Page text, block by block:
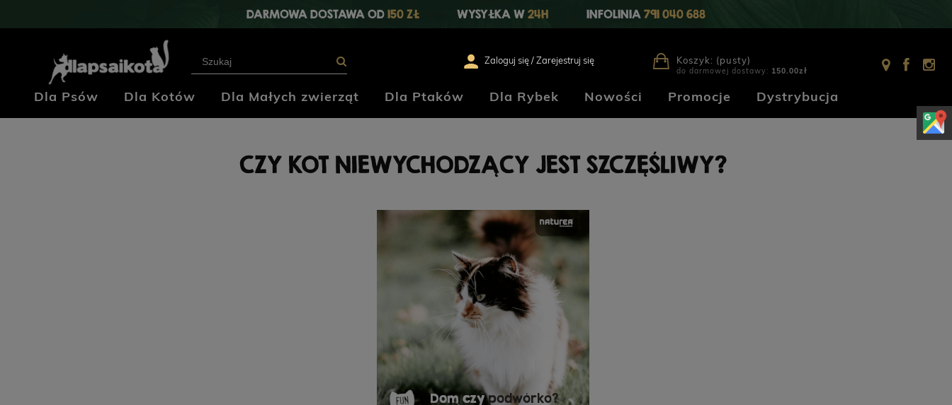
DARMOWA DOSTAWA OD 150 ZŁ WYSYŁKA W 24H INFOLINIA 791 040 688
Zaloguj się / Zarejestruj się Koszyk: (pusty)
do darmowej dostawy: 150.00zł
Dla Psów Dla Kotów Dla Małych zwierząt Dla Ptaków Dla Rybek Nowości Promocje
Dystrybucja
Klub Hodowców
Blog Kontakt
CZY KOT NIEWYCHODZĄCY JEST SZCZĘŚLIWY?